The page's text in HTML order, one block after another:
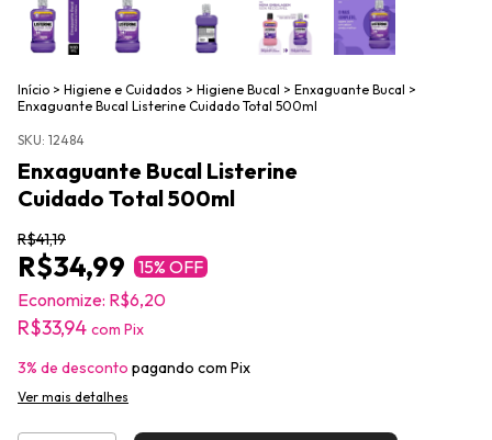
Início > Higiene e Cuidados > Higiene Bucal > Enxaguante Bucal >
Enxaguante Bucal Listerine Cuidado Total 500ml
SKU: 12484
Enxaguante Bucal Listerine
Cuidado Total 500ml
R$41,19
R$34,99 15% OFF
Economize: R$6,20
R$33,94 com Pix
3% de desconto pagando com Pix
Ver mais detalhes